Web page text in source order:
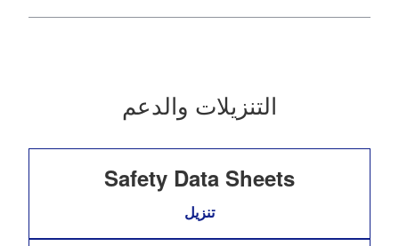
التنزيلات والدعم
Safety Data Sheets
تنزيل